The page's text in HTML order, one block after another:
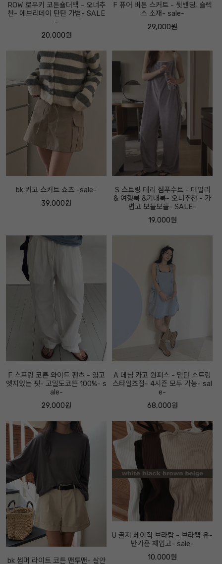
ROW 로우키 코튼숄더백 - 오너추
천- 에브리데이 탄탄 가볍- SALE
-
20,000원
F 퓨어 버튼 스커트 - 뒷밴딩, 슬렉
스 소재- sale-
29,000원
bk 카고 스커트 쇼츠 -sale-
39,000원
S 스트링 테리 점푸수트 - 데일리
& 여행룩 &기내룩- 오너추천 - 가
볍고 보들보들- SALE-
19,000원
F 스프링 코튼 와이드 팬츠 - 얇고
엣지있는 핏- 고밀도코튼 100%- s
ale-
29,000원
A 데님 카고 원피스 - 밑단 스트링
스타일조절- 4시즌 모두 가능- sal
e-
68,000원
bk 썸머 라이트 코튼 맨투맨- 살안
U 골지 베이직 브라탑 - 브라캡 유-
반가운 재입고- sale-
10,000원